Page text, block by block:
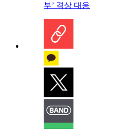
부’ 격상 대응